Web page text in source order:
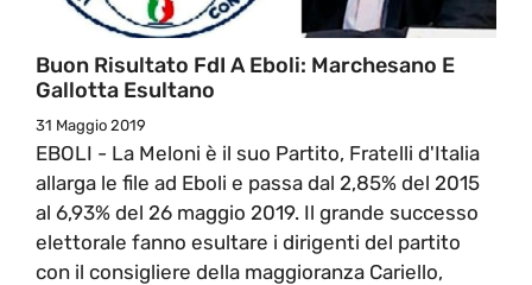
Buon Risultato FdI A Eboli: Marchesano E
Gallotta Esultano
31 Maggio 2019
EBOLI - La Meloni è il suo Partito, Fratelli d'Italia
allarga le file ad Eboli e passa dal 2,85% del 2015
al 6,93% del 26 maggio 2019. Il grande successo
elettorale fanno esultare i dirigenti del partito
con il consigliere della maggioranza Cariello,